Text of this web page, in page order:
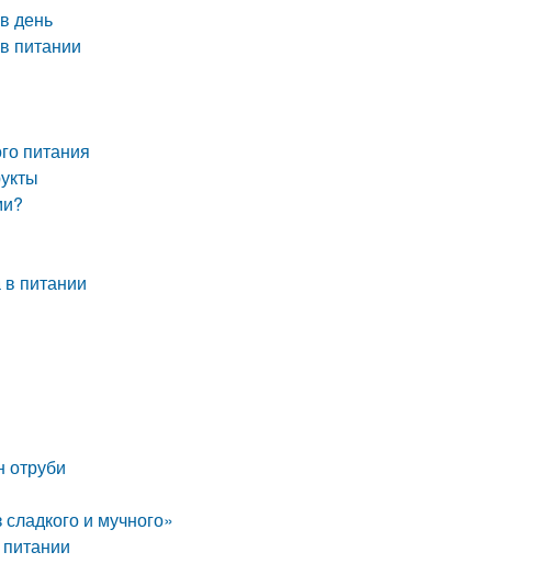
день
питании
питания
питании
отруби
и мучного»